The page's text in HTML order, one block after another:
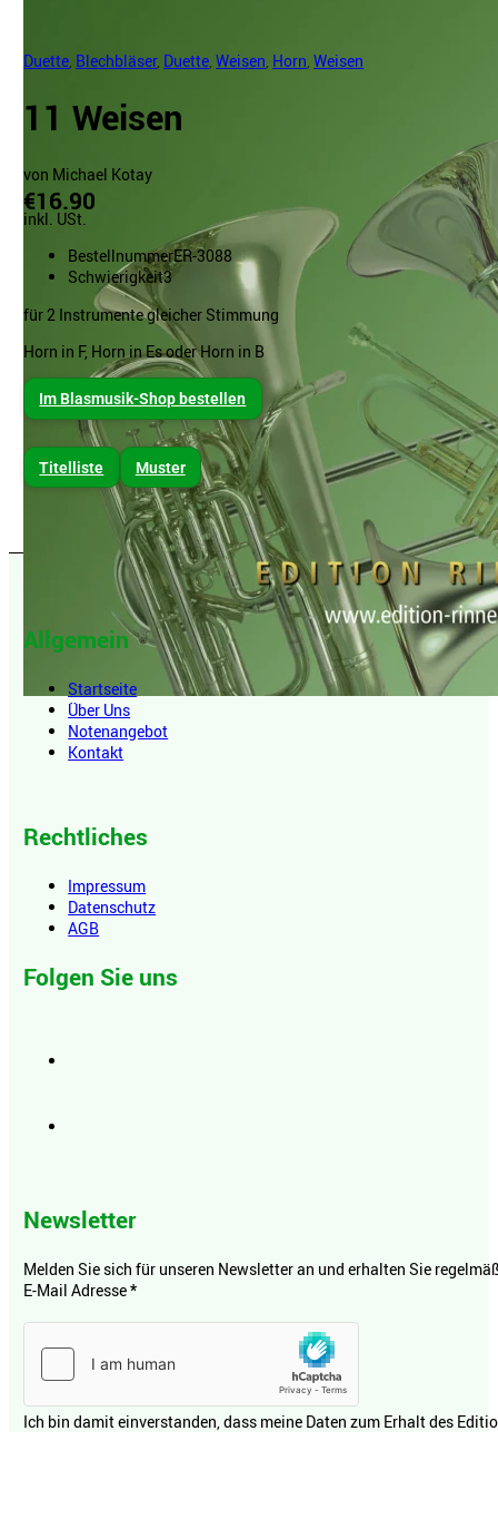
Duette Blechbläser, Duette ,Weisen Horn ,Weisen
11 Weisen
von Michael Kotay
€16.90
inkl. USt.
BestellnummerER-3088
Schwierigkeit3
für 2 Instrumente gleicher Stimmung
Horn in F, Horn in Es oder Horn in B
Im Blasmusik-Shop bestellen
Titelliste Muster
Allgemein
Startseite
Über Uns
Notenangebot
Kontakt
Rechtliches
Impressum
Datenschutz
AGB
Folgen Sie uns
Newsletter
Melden Sie sich für unseren Newsletter an und erhalten Sie
E-Mail Adresse*
Ich bin damit einverstanden, dass meine Daten zum Erhalt des